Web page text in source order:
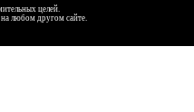
целей.
любом другом сайте.